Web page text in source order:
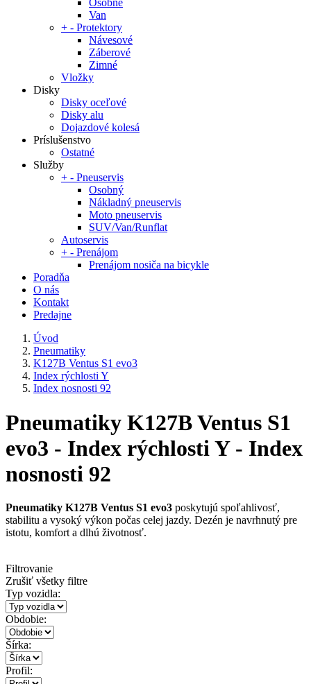
Osobné
Van
+ - Protektory
Návesové
Záberové
Zimné
Vložky
Disky
Disky oceľové
Disky alu
Dojazdové kolesá
Príslušenstvo
Ostatné
Služby
+ - Pneuservis
Osobný
Nákladný pneuservis
Moto pneuservis
SUV/Van/Runflat
Autoservis
+ - Prenájom
Prenájom nosiča na bicykle
Poradňa
O nás
Kontakt
Predajne
Úvod
Pneumatiky
K127B Ventus S1 evo3
Index rýchlosti Y
Index nosnosti 92
Pneumatiky K127B Ventus S1
evo3 - Index rýchlosti Y - Index
nosnosti 92
Pneumatiky K127B Ventus S1 evo3 poskytujú spoľahlivosť,
stabilitu a vysoký výkon počas celej jazdy. Dezén je navrhnutý pre
istotu, komfort a dlhú životnosť.
Filtrovanie
Zrušiť všetky filtre
Typ vozidla:
Obdobie:
Šírka:
Profil: